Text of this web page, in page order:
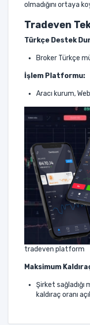
olmadığını ortaya
Tradeven
Türkçe Destek
Broker Türkçe
İşlem Platformu:
Aracı kurum,
tradeven platform
Maksimum
Şirket sağladığı
kaldıraç oranı